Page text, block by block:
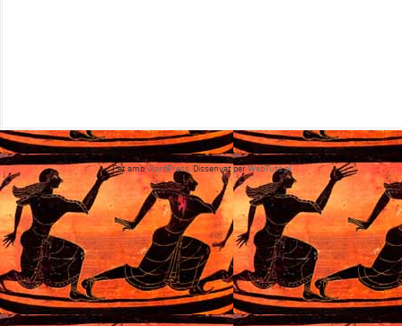
Fet ambWordPress. Dissenyat perWebTuts.pl